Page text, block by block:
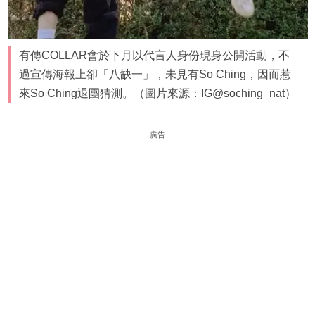
有傳COLLAR會於下月以代言人身份現身公開活動，不
過宣傳海報上卻「八缺一」，未見有So Ching，因而惹
來So Ching退團猜測。（圖片來源：IG@soching_nat）
廣告